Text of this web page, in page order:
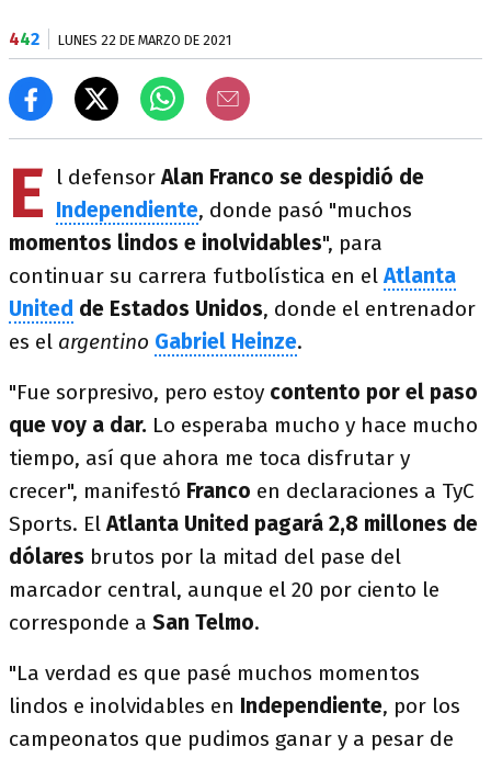
442 LUNES 22 DE MARZO DE 2021
E l defensorAlan Franco se despidió de
Independiente, donde pasó "muchos
momentos lindos e inolvidables", para
continuar su carrera futbolística en elAtlanta
United de Estados Unidos, donde el entrenador
es el argentino Gabriel Heinze.
"Fue sorpresivo, pero estoy contento por el paso
que voy a dar. Lo esperaba mucho y hace mucho
tiempo, así que ahora me toca disfrutar y
crecer", manifestó Franco en declaraciones a TyC
Sports. ElAtlanta United pagará 2,8 millones de
dólares brutos por la mitad del pase del
marcador central, aunque el 20 por ciento le
corresponde a San Telmo.
"La verdad es que pasé muchos momentos
lindos e inolvidables en Independiente, por los
campeonatos que pudimos ganar y a pesar de